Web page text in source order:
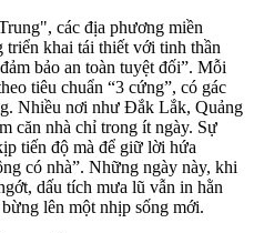
các địa phương miền
khai tái thiết với tinh thần
bảo an toàn tuyệt đối”. Mỗi
tiêu chuẩn “3 cứng”, có gác
Nhiều nơi như Đắk Lắk, Quảng
căn nhà chỉ trong ít ngày. Sự
tiến độ mà để giữ lời hứa
có nhà”. Những ngày này, khi
dấu tích mưa lũ vẫn in hằn
lên một nhịp sống mới.